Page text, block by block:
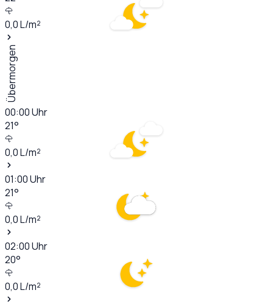
0,0L/m²
Übermorgen
00:00Uhr
21°
0,0L/m²
01:00Uhr
21°
0,0L/m²
02:00Uhr
20°
0,0L/m²